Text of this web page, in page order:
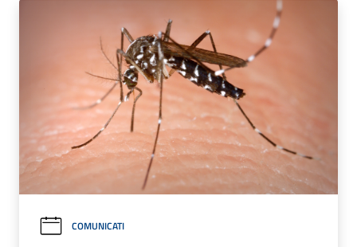
COMUNICATI